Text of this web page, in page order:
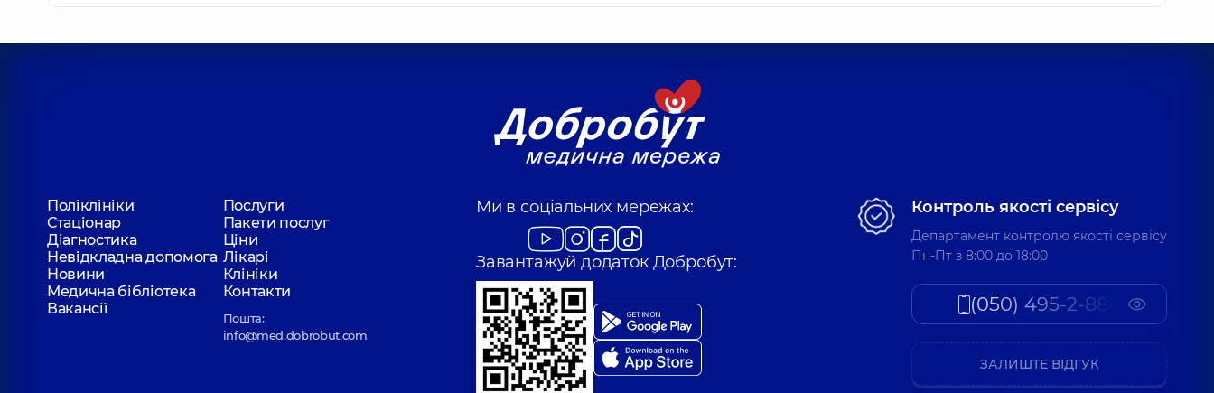
Поліклініки
Послуги
Стаціонар
Пакети послуг
Діагностика
Ціни
Невідкладна допомога Лікарі
Новини
Клініки
Медична бібліотека
Контакти
Вакансії
Пошта:
info@med.dobrobut.com
Ми в соціальних мережах:
Завантажуй додаток Добробут:
Контроль якості сервісу
Департамент контролю якості сервісу
Пн-Пт з 8:00 до 18:00
(050) 495-2-888
ЗАЛИШТЕ ВІДГУК